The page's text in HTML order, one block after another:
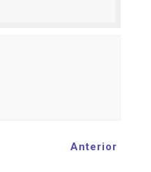
Anterior